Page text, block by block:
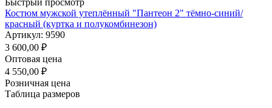
Костюм мужской утеплённый "Пантеон 2" тёмно-синий/
красный (куртка и полукомбинезон)
Артикул: 9590
3 600,00 ₽
Оптовая цена
4 550,00 ₽
Розничная цена
Таблица размеров